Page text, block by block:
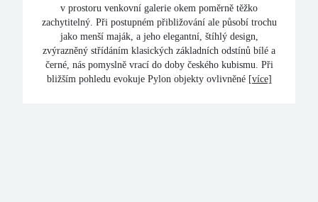
v prostoru venkovní galerie okem poměrně těžko
zachytitelný. Při postupném přibližování ale působí trochu
jako menší maják, a jeho elegantní, štíhlý design,
zvýrazněný střídáním klasických základních odstínů bílé a
černé, nás pomyslně vrací do doby českého kubismu. Při
bližším pohledu evokuje Pylon objekty ovlivněné [více]